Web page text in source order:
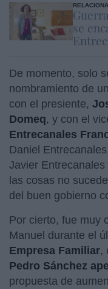
se
De momento, solo
nombramiento de
con el presiente,
Domeq, y con el
Entrecanales
Daniel
Javier
las cosas no
del buen gobierno
Por cierto, fue muy
Manuel durante el
Empresa Familiar,
Pedro Sánchez
propuesta de